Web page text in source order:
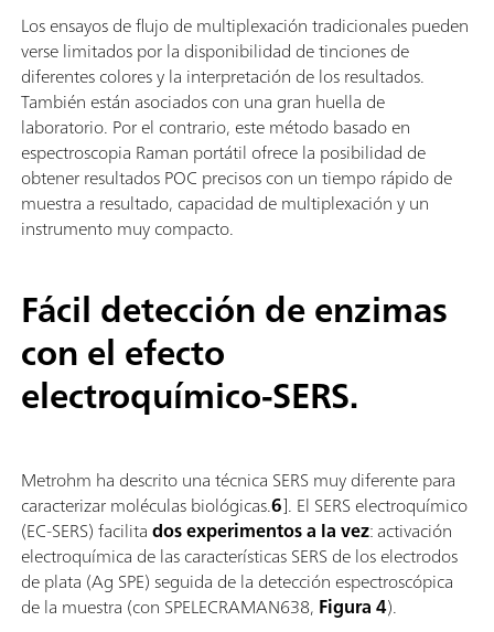
Los ensayos de flujo de multiplexación tradicionales pueden
verse limitados por la disponibilidad de tinciones de
diferentes colores y la interpretación de los resultados.
También están asociados con una gran huella de
laboratorio. Por el contrario, este método basado en
espectroscopia Raman portátil ofrece la posibilidad de
obtener resultados POC precisos con un tiempo rápido de
muestra a resultado, capacidad de multiplexación y un
instrumento muy compacto.
Fácil detección de enzimas
con el efecto
electroquímico-SERS.
Metrohm ha descrito una técnica SERS muy diferente para
caracterizar moléculas biológicas.6]. El SERS electroquímico
(EC-SERS) facilitados experimentos a la vez: activación
electroquímica de las características SERS de los electrodos
de plata (Ag SPE) seguida de la detección espectroscópica
de la muestra (con SPELECRAMAN638, Figura 4).